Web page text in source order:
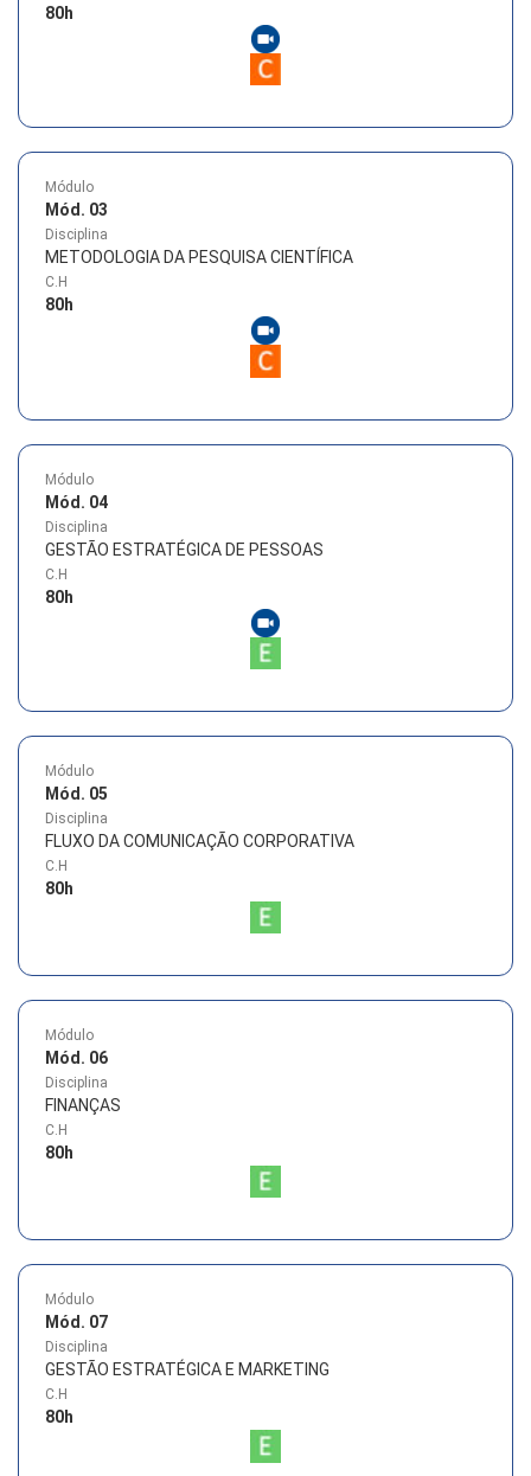
80h
Módulo
Mód. 03
Disciplina
METODOLOGIA DA PESQUISA CIENTÍFICA
C.H
80h
Módulo
Mód. 04
Disciplina
GESTÃO ESTRATÉGICA DE PESSOAS
C.H
80h
Módulo
Mód. 05
Disciplina
FLUXO DA COMUNICAÇÃO CORPORATIVA
C.H
80h
Módulo
Mód. 06
Disciplina
FINANÇAS
C.H
80h
Módulo
Mód. 07
Disciplina
GESTÃO ESTRATÉGICA E MARKETING
C.H
80h